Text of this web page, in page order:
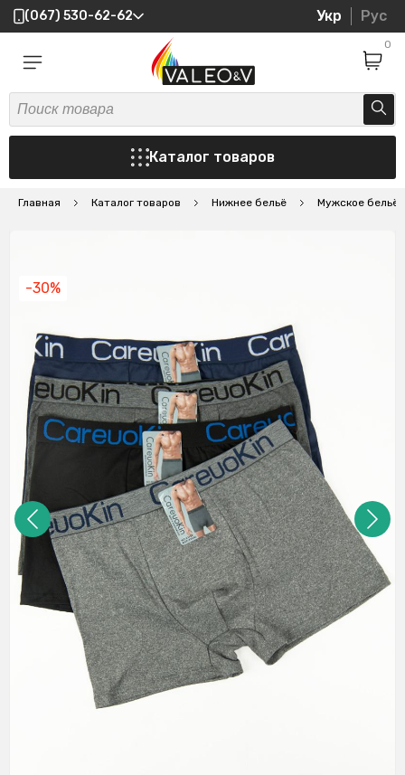
(067) 530-62-62 Укр Рус
0
Каталог товаров
Главная Каталог товаров Нижнее бельё Мужское бельё
-30%